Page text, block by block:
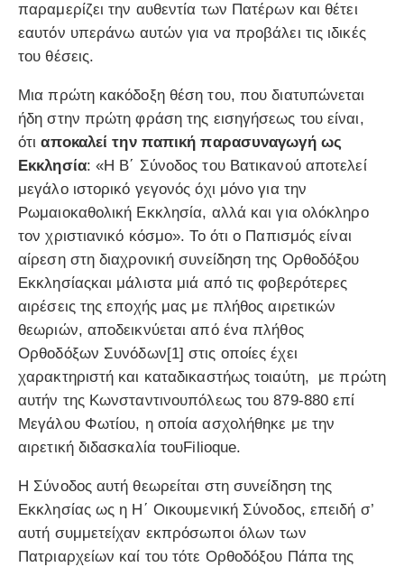
παραμερίζει την αυθεντία των Πατέρων και θέτει
εαυτόν υπεράνω αυτών για να προβάλει τις ιδικές
του θέσεις.
Μια πρώτη κακόδοξη θέση του, που διατυπώνεται
ήδη στην πρώτη φράση της εισηγήσεως του είναι,
ότιαποκαλεί την παπική παρασυναγωγή ως
Εκκλησία: «Η Β΄ Σύνοδος του Βατικανού αποτελεί
μεγάλο ιστορικό γεγονός όχι μόνο για την
Ρωμαιοκαθολική Εκκλησία, αλλά και για ολόκληρο
τον χριστιανικό κόσμο». Το ότι ο Παπισμός είναι
αίρεση στη διαχρονική συνείδηση της Ορθοδόξου
Εκκλησίαςκαι μάλιστα μιά από τις φοβερότερες
αιρέσεις της εποχής μας με πλήθος αιρετικών
θεωριών, αποδεικνύεται από ένα πλήθος
Ορθοδόξων Συνόδων[1] στις οποίες έχει
χαρακτηριστή και καταδικαστήως τοιαύτη, με πρώτη
αυτήν της Κωνσταντινουπόλεως του 879-880 επί
Μεγάλου Φωτίου, η οποία ασχολήθηκε με την
αιρετική διδασκαλία τουFilioque.
Η Σύνοδος αυτή θεωρείται στη συνείδηση της
Εκκλησίας ως η Η΄ Οικουμενική Σύνοδος, επειδή σ’
αυτή συμμετείχαν εκπρόσωποι όλων των
Πατριαρχείων καί του τότε Ορθοδόξου Πάπα της